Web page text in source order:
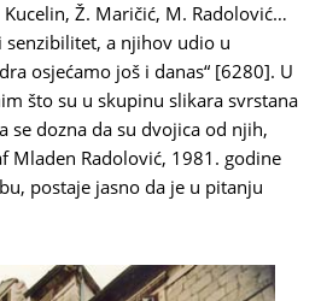
Kucelin, Ž. Maričić, M. Radolović…
senzibilitet, a njihov udio u
osjećamo još i danas“ [6280]. U
što su u skupinu slikara svrstana
se dozna da su dvojica od njih,
Mladen Radolović, 1981. godine
postaje jasno da je u pitanju